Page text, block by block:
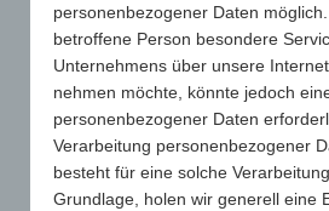
personenbezogener Daten
betroffene Person besondere
Unternehmens über unsere
nehmen möchte, könnte jedoch
personenbezogener Daten
Verarbeitung personenbezogener
besteht für eine solche
Grundlage, holen wir generell eine